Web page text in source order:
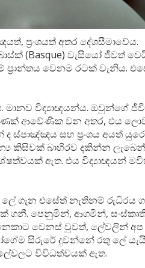
ප්‍රංශයත් අතර දේශසීමාවේය.
(Basque) වැසියෝ ජීවත්
ප්‍රාන්තය වෙනම රටක් වැනිය.
විද්‍යාඥයන්ය. ඔවුන්ගේ
ආවේණික වන අතර, එය
ස්පාඤ්ඤය සහ ප්‍රංශය අයත්
කිසිවක් බාහිරව දකින්න
ඇත. එය විද්‍යාඥයන්
ගැන එසේත් නැතිනම් රුධිරය
ගනී. පෙනුමින්, ආගමින්,
වෙනස් වුවත්, ලේවලින් අප
සිරුරේ දුවන්නේ රතු ලේ
විවිධත්වයක් ඇත.